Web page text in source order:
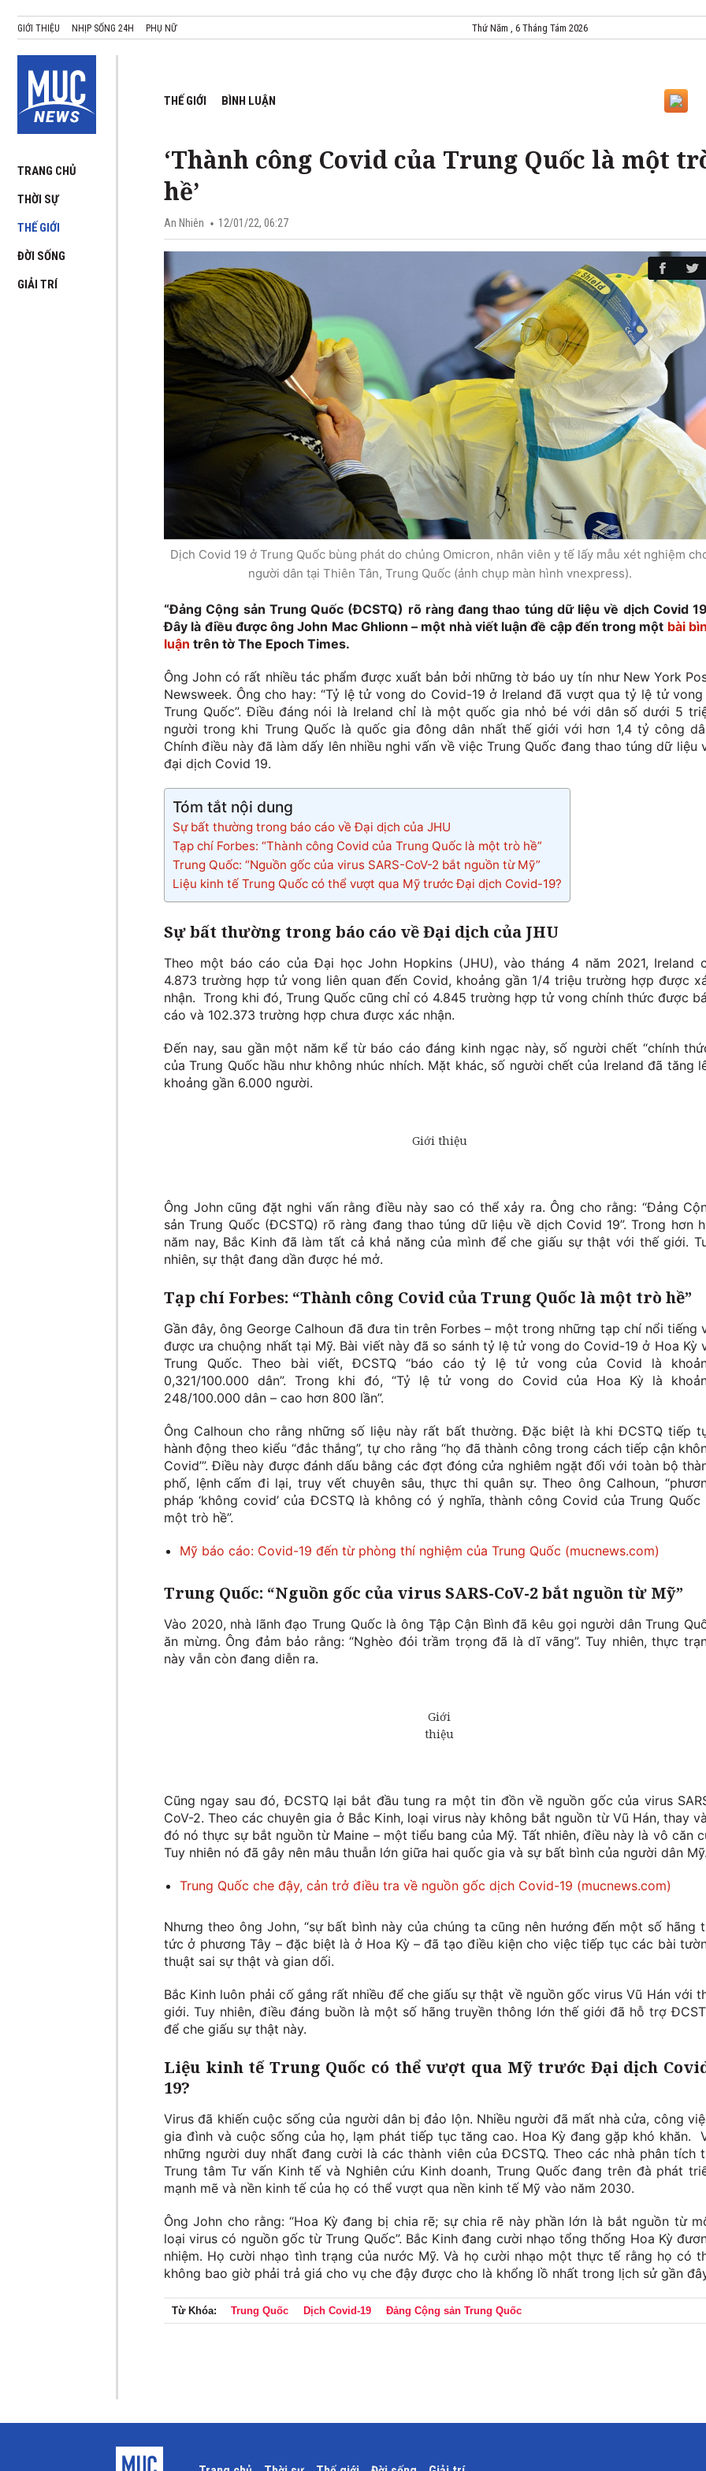
GIỚI THIỆU NHỊP SỐNG 24H PHỤ NỮ Thứ Năm , 6 Tháng Tám 2026
TRANG CHỦ
THỜI SỰ
THẾ GIỚI
ĐỜI SỐNG
GIẢI TRÍ
THẾ GIỚI BÌNH LUẬN
‘Thành công Covid của Trung Quốc là một
hề’
An Nhiên 12/01/22, 06:27
Dịch Covid 19 ở Trung Quốc bùng phát do chủng Omicron, nhân viên y tế lấy mẫu xét nghiệm
người dân tại Thiên Tân, Trung Quốc (ảnh chụp màn hình vnexpress).
“Đảng Cộng sản Trung Quốc (ĐCSTQ) rõ ràng đang thao túng dữ liệu về dịch Covid
Đây là điều được ông John Mac Ghlionn – một nhà viết luận đề cập đến trong một bài
luận trên tờ The Epoch Times.
Ông John có rất nhiều tác phẩm được xuất bản bởi những tờ báo uy tín như New York
Newsweek. Ông cho hay: “Tỷ lệ tử vong do Covid-19 ở Ireland đã vượt qua tỷ lệ tử
Trung Quốc”. Điều đáng nói là Ireland chỉ là một quốc gia nhỏ bé với dân số dưới 5
người trong khi Trung Quốc là quốc gia đông dân nhất thế giới với hơn 1,4 tỷ công
Chính điều này đã làm dấy lên nhiều nghi vấn về việc Trung Quốc đang thao túng dữ liệu
đại dịch Covid 19.
Tóm tắt nội dung
Sự bất thường trong báo cáo về Đại dịch của JHU
Tạp chí Forbes: “Thành công Covid của Trung Quốc là một trò hề”
Trung Quốc: “Nguồn gốc của virus SARS-CoV-2 bắt nguồn từ Mỹ”
Liệu kinh tế Trung Quốc có thể vượt qua Mỹ trước Đại dịch Covid-19?
Sự bất thường trong báo cáo về Đại dịch của JHU
Theo một báo cáo của Đại học John Hopkins (JHU), vào tháng 4 năm 2021, Ireland
4.873 trường hợp tử vong liên quan đến Covid, khoảng gần 1/4 triệu trường hợp được
nhận. Trong khi đó, Trung Quốc cũng chỉ có 4.845 trường hợp tử vong chính thức được
cáo và 102.373 trường hợp chưa được xác nhận.
Đến nay, sau gần một năm kể từ báo cáo đáng kinh ngạc này, số người chết “chính
của Trung Quốc hầu như không nhúc nhích. Mặt khác, số người chết của Ireland đã tăng
khoảng gần 6.000 người.
Ông John cũng đặt nghi vấn rằng điều này sao có thể xảy ra. Ông cho rằng: “Đảng
sản Trung Quốc (ĐCSTQ) rõ ràng đang thao túng dữ liệu về dịch Covid 19”. Trong hơn
năm nay, Bắc Kinh đã làm tất cả khả năng của mình để che giấu sự thật với thế giới.
nhiên, sự thật đang dần được hé mở.
Tạp chí Forbes: “Thành công Covid của Trung Quốc là một trò hề”
Gần đây, ông George Calhoun đã đưa tin trên Forbes – một trong những tạp chí nổi tiếng
được ưa chuộng nhất tại Mỹ. Bài viết này đã so sánh tỷ lệ tử vong do Covid-19 ở Hoa Kỳ
Trung Quốc. Theo bài viết, ĐCSTQ “báo cáo tỷ lệ tử vong của Covid là
0,321/100.000 dân”. Trong khi đó, “Tỷ lệ tử vong do Covid của Hoa Kỳ là
248/100.000 dân – cao hơn 800 lần”.
Ông Calhoun cho rằng những số liệu này rất bất thường. Đặc biệt là khi ĐCSTQ tiếp
hành động theo kiểu “đắc thắng”, tự cho rằng “họ đã thành công trong cách tiếp cận
Covid’”. Điều này được đánh dấu bằng các đợt đóng cửa nghiêm ngặt đối với toàn bộ
phố, lệnh cấm đi lại, truy vết chuyên sâu, thực thi quân sự. Theo ông Calhoun,
pháp ‘không covid’ của ĐCSTQ là không có ý nghĩa, thành công Covid của Trung Quốc
một trò hề”.
Mỹ báo cáo: Covid-19 đến từ phòng thí nghiệm của Trung Quốc (mucnews.com)
Trung Quốc: “Nguồn gốc của virus SARS-CoV-2 bắt nguồn từ Mỹ”
Vào 2020, nhà lãnh đạo Trung Quốc là ông Tập Cận Bình đã kêu gọi người dân Trung
ăn mừng. Ông đảm bảo rằng: “Nghèo đói trầm trọng đã là dĩ vãng”. Tuy nhiên, thực
này vẫn còn đang diễn ra.
Cũng ngay sau đó, ĐCSTQ lại bắt đầu tung ra một tin đồn về nguồn gốc của virus
CoV-2. Theo các chuyên gia ở Bắc Kinh, loại virus này không bắt nguồn từ Vũ Hán, thay
đó nó thực sự bắt nguồn từ Maine – một tiểu bang của Mỹ. Tất nhiên, điều này là vô căn
Tuy nhiên nó đã gây nên mâu thuẫn lớn giữa hai quốc gia và sự bất bình của người dân Mỹ.
Trung Quốc che đậy, cản trở điều tra về nguồn gốc dịch Covid-19 (mucnews.com)
Nhưng theo ông John, “sự bất bình này của chúng ta cũng nên hướng đến một số hãng
tức ở phương Tây – đặc biệt là ở Hoa Kỳ – đã tạo điều kiện cho việc tiếp tục các bài
thuật sai sự thật và gian dối.
Bắc Kinh luôn phải cố gắng rất nhiều để che giấu sự thật về nguồn gốc virus Vũ Hán với
giới. Tuy nhiên, điều đáng buồn là một số hãng truyền thông lớn thế giới đã hỗ trợ
để che giấu sự thật này.
Liệu kinh tế Trung Quốc có thể vượt qua Mỹ trước Đại dịch
19?
Virus đã khiến cuộc sống của người dân bị đảo lộn. Nhiều người đã mất nhà cửa, công
gia đình và cuộc sống của họ, lạm phát tiếp tục tăng cao. Hoa Kỳ đang gặp khó khăn.
những người duy nhất đang cười là các thành viên của ĐCSTQ. Theo các nhà phân tích
Trung tâm Tư vấn Kinh tế và Nghiên cứu Kinh doanh, Trung Quốc đang trên đà phát
mạnh mẽ và nền kinh tế của họ có thể vượt qua nền kinh tế Mỹ vào năm 2030.
Ông John cho rằng: “Hoa Kỳ đang bị chia rẽ; sự chia rẽ này phần lớn là bắt nguồn từ
loại virus có nguồn gốc từ Trung Quốc”. Bắc Kinh đang cười nhạo tổng thống Hoa Kỳ
nhiệm. Họ cười nhạo tình trạng của nước Mỹ. Và họ cười nhạo một thực tế rằng họ có
không bao giờ phải trả giá cho vụ che đậy được cho là khổng lồ nhất trong lịch sử gần
Từ Khóa: Trung Quốc Dịch Covid-19 Đảng Cộng sản Trung Quốc